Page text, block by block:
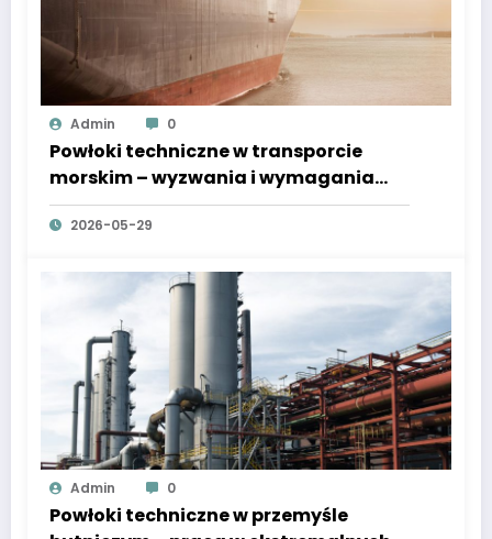
Admin 0
Powłoki techniczne w transporcie
morskim – wyzwania i wymagania
regulacyjne
2026-05-29
Admin 0
Powłoki techniczne w przemyśle